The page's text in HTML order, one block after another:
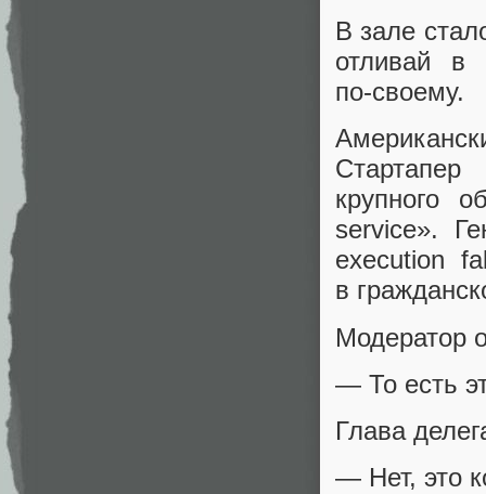
В зале
отливай в
по‑своему.
крупного
service».
execution
в
Модератор
— То есть
Глава
— Нет, это